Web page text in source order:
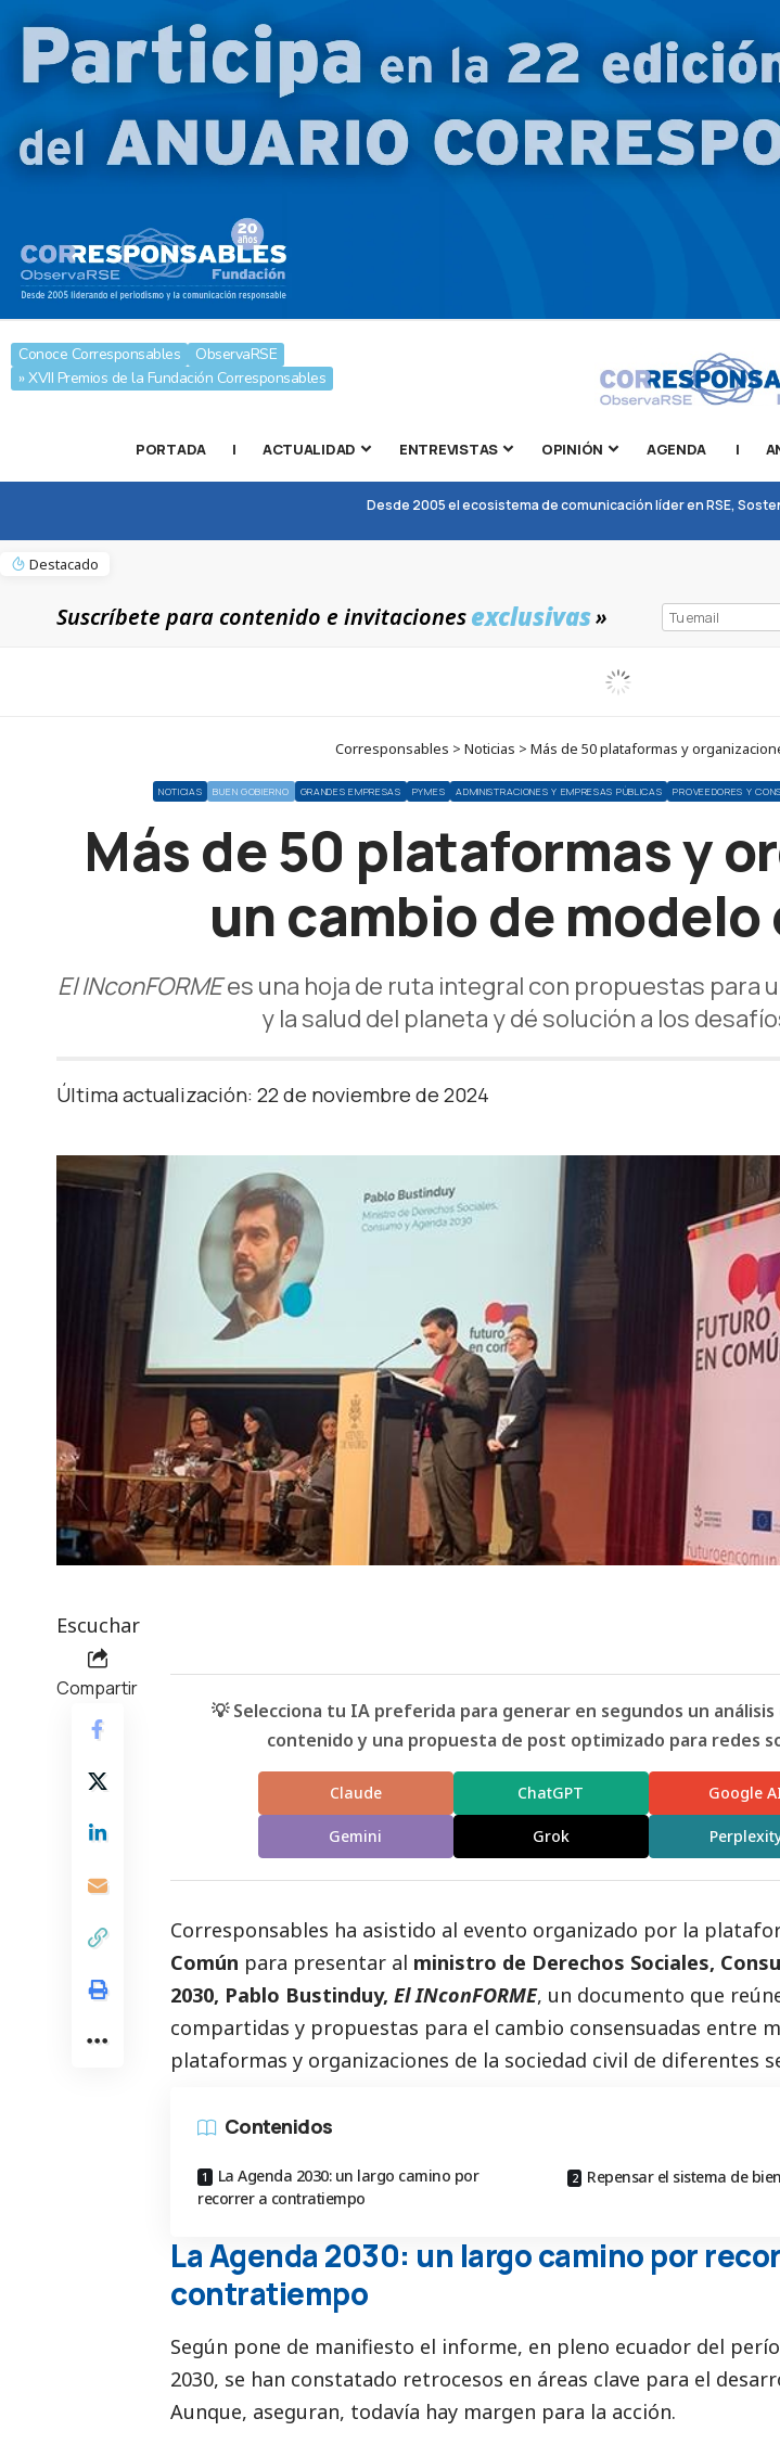
Conoce Corresponsables
ObservaRSE
» XVII Premios de la Fundación Corresponsables
PORTADA | ACTUALIDAD ENTREVISTAS OPINIÓN AGENDA |
Desde 2005 el ecosistema de comunicación líder en RSE,
Destacado
Suscríbete para contenido e invitacionesexclusivas»
Corresponsables > Noticias > Más de 50 plataformas y
NOTICIAS BUEN GOBIERNO GRANDES EMPRESAS PYMES ADMINISTRACIONES Y EMPRESAS PÚBLICAS PROVEEDORES Y
Más de 50 plataformas y
un cambio de
El INconFORMEes una hoja de ruta integral con propuestas para
y la salud del planeta y dé solución a los
Última actualización: 22 de noviembre de 2024
Escuchar
Compartir
💡 Selecciona tu IA preferida para generar en segundos un
contenido y una propuesta de post optimizado para redes
Claude ChatGPT Google
Gemini Grok
Corresponsables ha asistido al evento organizado por la
Común para presentar al ministro de Derechos Sociales,
2030, Pablo Bustinduy, El INconFORME, un documento que
compartidas y propuestas para el cambio consensuadas entre
plataformas y organizaciones de la sociedad civil de diferentes
Contenidos
La Agenda 2030: un largo camino por
recorrer a contratiempo
Repensar el sistema de
La Agenda 2030: un largo camino por
contratiempo
Según pone de manifiesto el informe, en pleno ecuador del
2030, se han constatado retrocesos en áreas clave para el
Aunque, aseguran, todavía hay margen para la acción.